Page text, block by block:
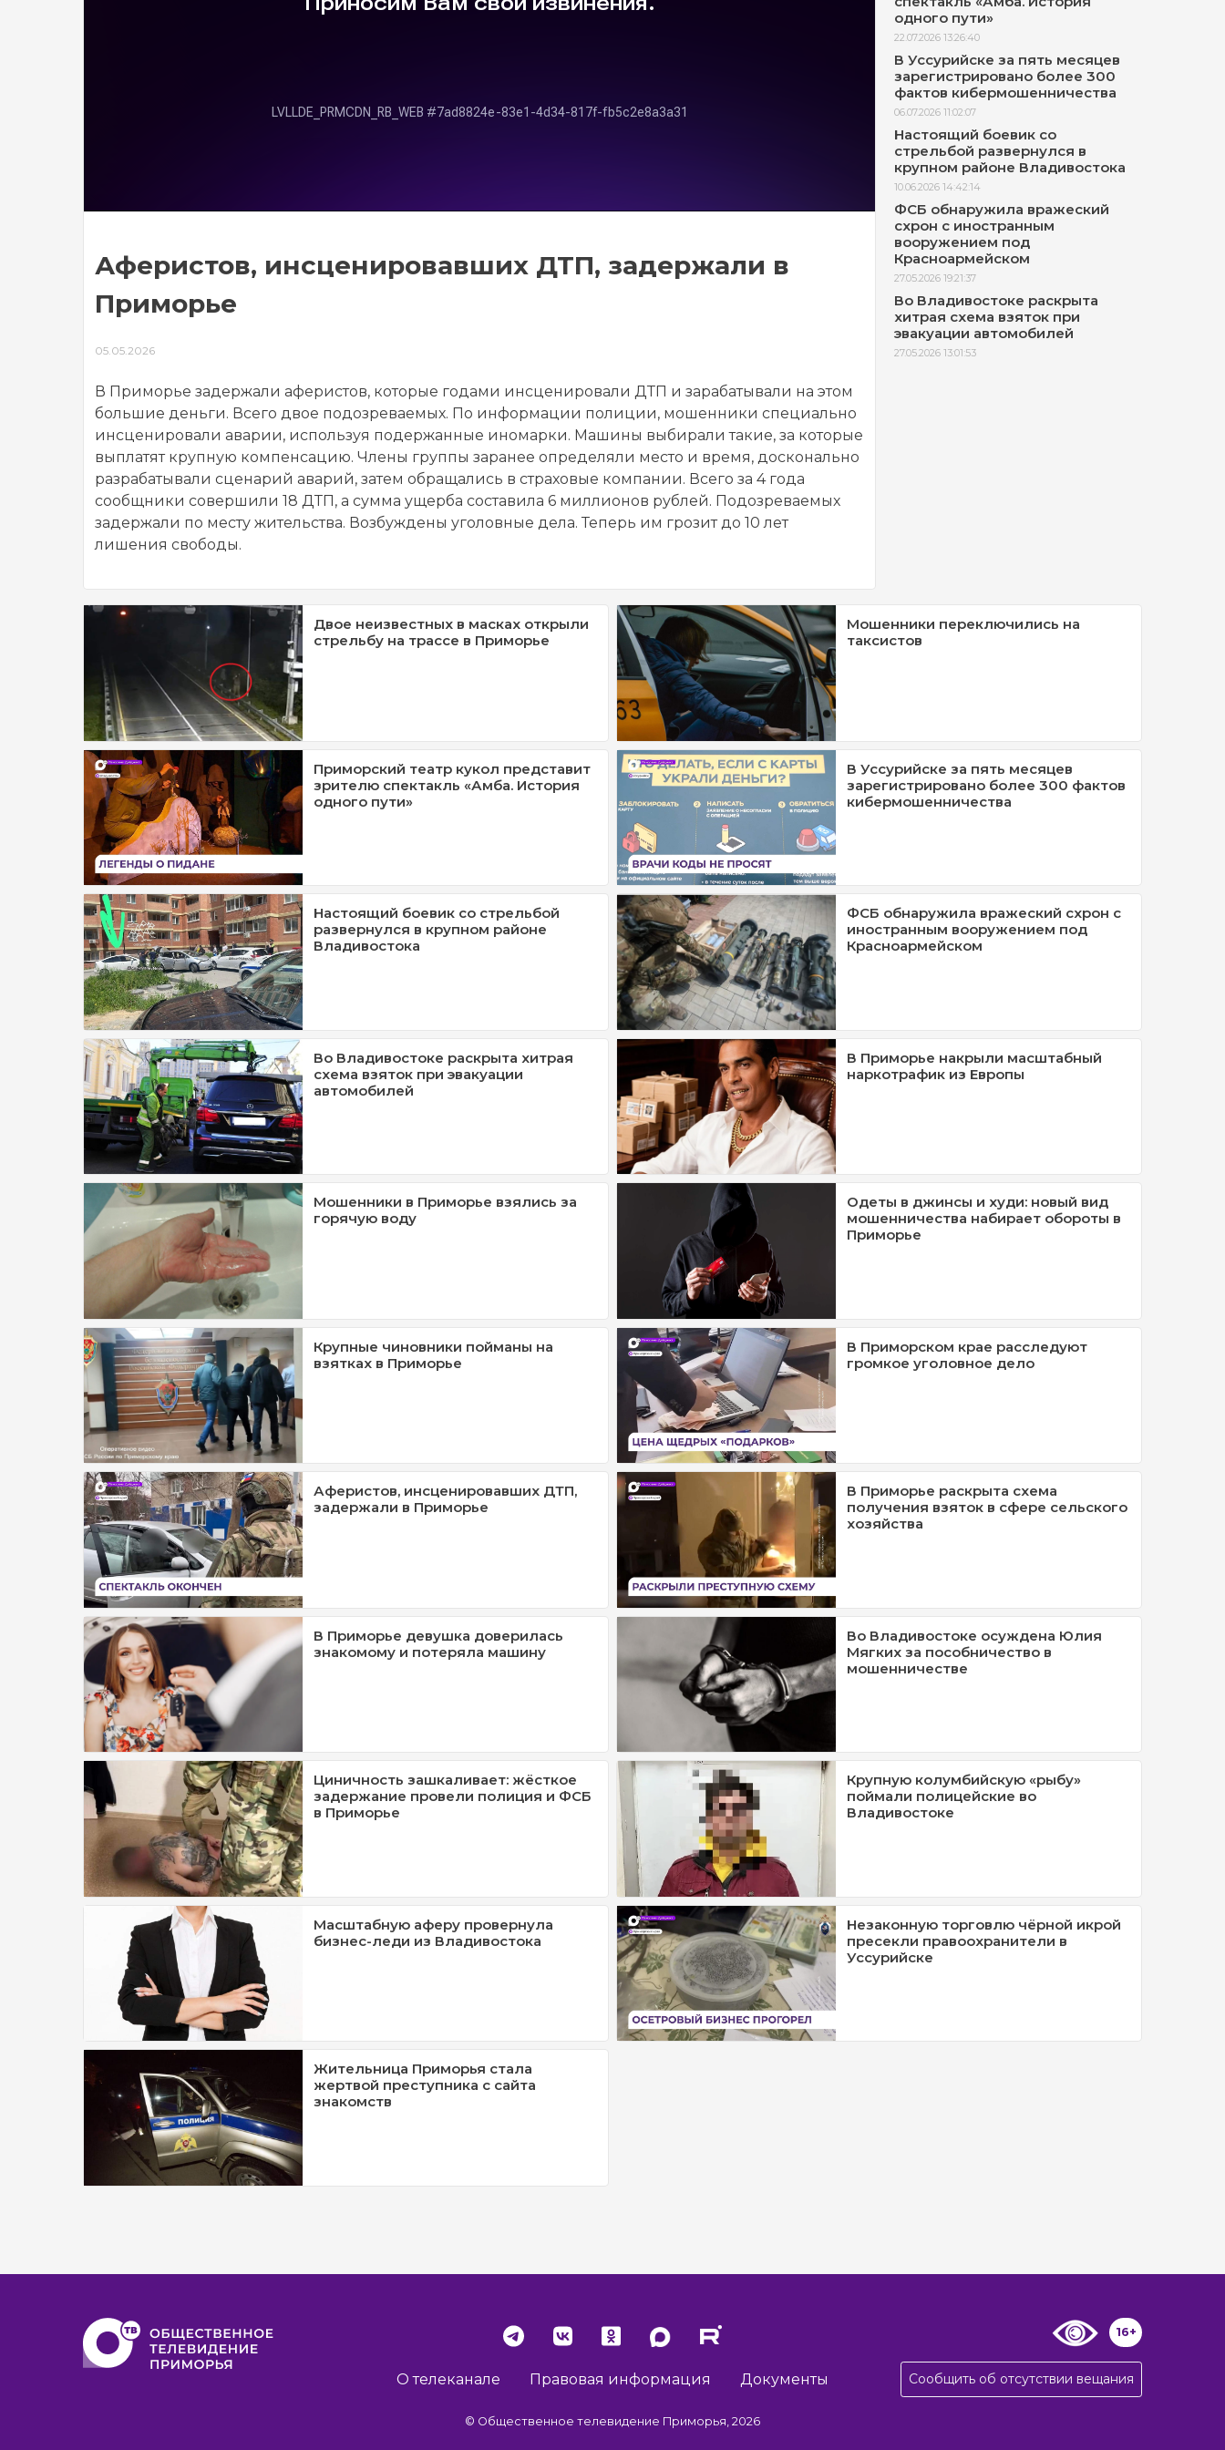
Аферистов, инсценировавших ДТП, задержали в
Приморье
05.05.2026
В Приморье задержали аферистов, которые годами инсценировали ДТП и зарабатывали на этом
большие деньги. Всего двое подозреваемых. По информации полиции, мошенники специально
инсценировали аварии, используя подержанные иномарки. Машины выбирали такие, за которые
выплатят крупную компенсацию. Члены группы заранее определяли место и время, досконально
разрабатывали сценарий аварий, затем обращались в страховые компании. Всего за 4 года
сообщники совершили 18 ДТП, а сумма ущерба составила 6 миллионов рублей. Подозреваемых
задержали по месту жительства. Возбуждены уголовные дела. Теперь им грозит до 10 лет
лишения свободы.
одного пути»
22.07.2026 13:26:40
В Уссурийске за пять месяцев
зарегистрировано более 300
фактов кибермошенничества
06.07.2026 11:02:07
Настоящий боевик со
стрельбой развернулся в
крупном районе Владивостока
10.06.2026 14:42:14
ФСБ обнаружила вражеский
схрон с иностранным
вооружением под
Красноармейском
27.05.2026 19:21:37
Во Владивостоке раскрыта
хитрая схема взяток при
эвакуации автомобилей
27.05.2026 13:01:53
Двое неизвестных в масках открыли
стрельбу на трассе в Приморье
Мошенники переключились на
таксистов
Приморский театр кукол представит
зрителю спектакль «Амба. История
одного пути»
В Уссурийске за пять месяцев
зарегистрировано более 300 фактов
кибермошенничества
Настоящий боевик со стрельбой
развернулся в крупном районе
Владивостока
ФСБ обнаружила вражеский схрон с
иностранным вооружением под
Красноармейском
Во Владивостоке раскрыта хитрая
схема взяток при эвакуации
автомобилей
В Приморье накрыли масштабный
наркотрафик из Европы
Мошенники в Приморье взялись за
горячую воду
Одеты в джинсы и худи: новый вид
мошенничества набирает обороты в
Приморье
Крупные чиновники пойманы на
взятках в Приморье
В Приморском крае расследуют
громкое уголовное дело
Аферистов, инсценировавших ДТП,
задержали в Приморье
В Приморье раскрыта схема
получения взяток в сфере сельского
хозяйства
В Приморье девушка доверилась
знакомому и потеряла машину
Во Владивостоке осуждена Юлия
Мягких за пособничество в
мошенничестве
Циничность зашкаливает: жёсткое
задержание провели полиция и ФСБ
в Приморье
Крупную колумбийскую «рыбу»
поймали полицейские во
Владивостоке
Масштабную аферу провернула
бизнес-леди из Владивостока
Незаконную торговлю чёрной икрой
пресекли правоохранители в
Уссурийске
Жительница Приморья стала
жертвой преступника с сайта
знакомств
О телеканале Правовая информация Документы
© Общественное телевидение Приморья, 2026
16+
Сообщить об отсутствии вещания